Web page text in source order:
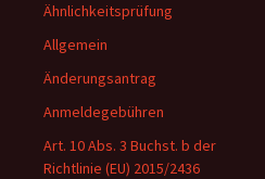
Ähnlichkeitsprüfung
Allgemein
Änderungsantrag
Anmeldegebühren
Art. 10 Abs. 3 Buchst. b der
Richtlinie (EU) 2015/2436